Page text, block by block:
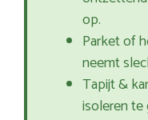
op.
Parket of
neemt
Tapijt &
isoleren te